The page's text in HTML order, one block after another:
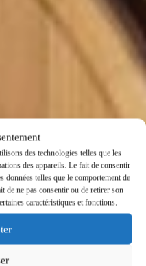
des technologies telles que les
des appareils. Le fait de consentir
données telles que le comportement de
de ne pas consentir ou de retirer son
caractéristiques et fonctions.
VINS
& QUALITÉ